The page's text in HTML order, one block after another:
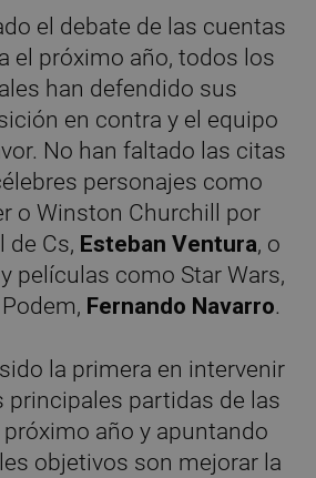
el debate de las cuentas
el próximo año, todos los
han defendido sus
en contra y el equipo
No han faltado las citas
personajes como
o Winston Churchill por
de Cs, Esteban Ventura, o
películas como Star Wars,
Fernando Navarro.
la primera en intervenir
principales partidas de las
año y apuntando
objetivos son mejorar la